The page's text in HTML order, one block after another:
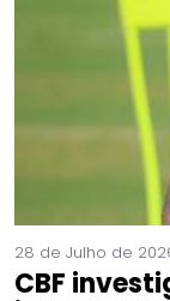
28 de Julho de
CBF